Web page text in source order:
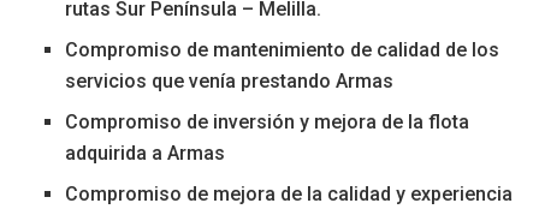
rutas Sur Península – Melilla.
Compromiso de mantenimiento de calidad de los
servicios que venía prestando Armas
Compromiso de inversión y mejora de la flota
adquirida a Armas
Compromiso de mejora de la calidad y experiencia